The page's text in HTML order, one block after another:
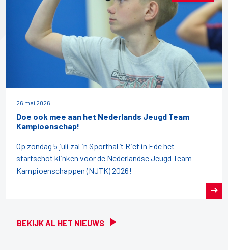
BEKIJK AL HET NIEUWS
26 mei 2026
Doe ook mee aan het Nederlands Jeugd Team
Kampioenschap!
Op zondag 5 juli zal in Sporthal ’t Riet in Ede het
startschot klinken voor de Nederlandse Jeugd Team
Kampioenschappen (NJTK) 2026!